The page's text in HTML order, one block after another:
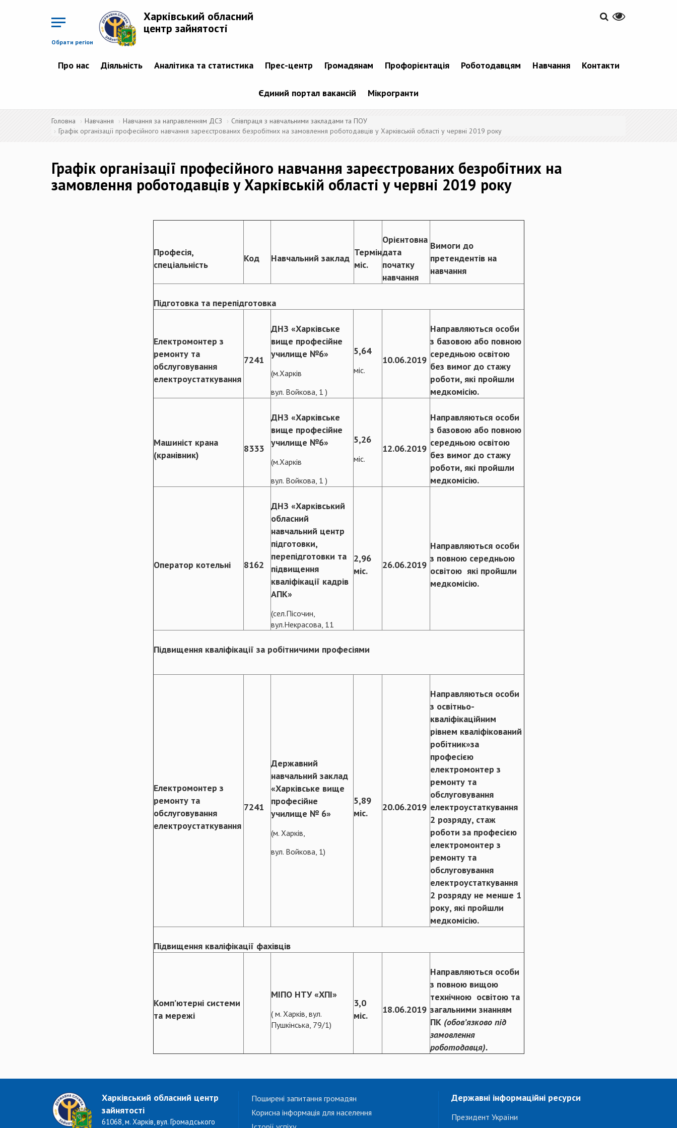
Обрати регіон
Харківський обласний
центр зайнятості
Про нас Діяльність Аналітика та статистика Прес-центр Громадянам Профорієнтація Роботодавцям Навчання Контакти
Єдиний портал вакансій Мікрогранти
Головна Навчання Навчання за направленням ДСЗ
Співпраця з навчальними закладами та ПОУ
Графік організації професійного навчання зареєстрованих безробітних на замовлення роботодавців у Харківській області у червні 2019 року
Графік організації професійного навчання зареєстрованих безробітних на
замовлення роботодавців у Харківській області у червні 2019 року
Професія,
спеціальність
Код Навчальний заклад
Термін
міс.
Орієнтовна
дата
початку
навчання
Вимоги до
претендентів на
навчання
Підготовка та перепідготовка
Електромонтер з
ремонту та
обслуговування
електроустаткування
7241
ДНЗ «Харківське
вище професійне
училище №6»
(м.Харків
вул. Войкова, 1 )
5,64
міс.
10.06.2019
Направляються особи
з базовою або повною
середньою освітою
без вимог до стажу
роботи, які пройшли
медкомісію.
Машиніст крана
(кранівник)
8333
ДНЗ «Харківське
вище професійне
училище №6»
(м.Харків
вул. Войкова, 1 )
5,26
міс.
12.06.2019
Направляються особи
з базовою або повною
середньою освітою
без вимог до стажу
роботи, які пройшли
медкомісію.
Оператор котельні 8162
ДНЗ «Харківський
обласний
навчальний центр
підготовки,
перепідготовки та
підвищення
кваліфікації кадрів
АПК»
(сел.Пісочин,
вул.Некрасова, 11
2,96
міс.
26.06.2019
Направляються особи
з повною середньою
освітою які пройшли
медкомісію.
Підвищення кваліфікації за робітничими професіями
Електромонтер з
ремонту та
обслуговування
електроустаткування
7241
Державний
навчальний заклад
«Харківське вище
професійне
училище № 6»
(м. Харків,
вул. Войкова, 1)
5,89
міс.
20.06.2019
Направляються особи
з освітньо-
кваліфікаційним
рівнем кваліфікований
робітник»за
професією
електромонтер з
ремонту та
обслуговування
електроустаткування
2 розряду, стаж
роботи за професією
електромонтер з
ремонту та
обслуговування
електроустаткування
2 розряду не менше 1
року, які пройшли
медкомісію.
Підвищення кваліфікації фахівців
Комп’ютерні системи
та мережі
МІПО НТУ «ХПІ»
( м. Харків, вул.
Пушкінська, 79/1)
3,0
міс.
18.06.2019
Направляються особи
з повною вищою
технічною освітою та
загальними знанням
ПК (обов’язково під
замовлення
роботодавця).
Харківський обласний центр
зайнятості
61068, м. Харків, вул. Громадського
Поширені запитання громадян
Корисна інформація для населення
Державні інформаційні ресурси
Президент України